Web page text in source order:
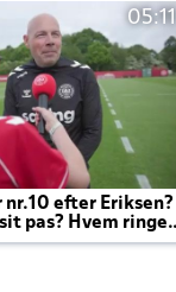
05:11
nr.10 efter Eriksen?
pas? Hvem ringer
efter kampe?